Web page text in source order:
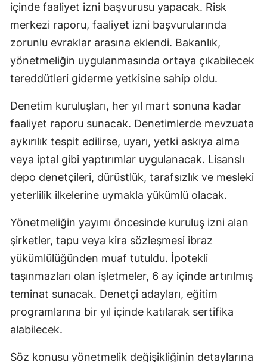
içinde faaliyet izni başvurusu yapacak. Risk
merkezi raporu, faaliyet izni başvurularında
zorunlu evraklar arasına eklendi. Bakanlık,
yönetmeliğin uygulanmasında ortaya çıkabilecek
tereddütleri giderme yetkisine sahip oldu.
Denetim kuruluşları, her yıl mart sonuna kadar
faaliyet raporu sunacak. Denetimlerde mevzuata
aykırılık tespit edilirse, uyarı, yetki askıya alma
veya iptal gibi yaptırımlar uygulanacak. Lisanslı
depo denetçileri, dürüstlük, tarafsızlık ve mesleki
yeterlilik ilkelerine uymakla yükümlü olacak.
Yönetmeliğin yayımı öncesinde kuruluş izni alan
şirketler, tapu veya kira sözleşmesi ibraz
yükümlülüğünden muaf tutuldu. İpotekli
taşınmazları olan işletmeler, 6 ay içinde artırılmış
teminat sunacak. Denetçi adayları, eğitim
programlarına bir yıl içinde katılarak sertifika
alabilecek.
Söz konusu yönetmelik değişikliğinin detaylarına